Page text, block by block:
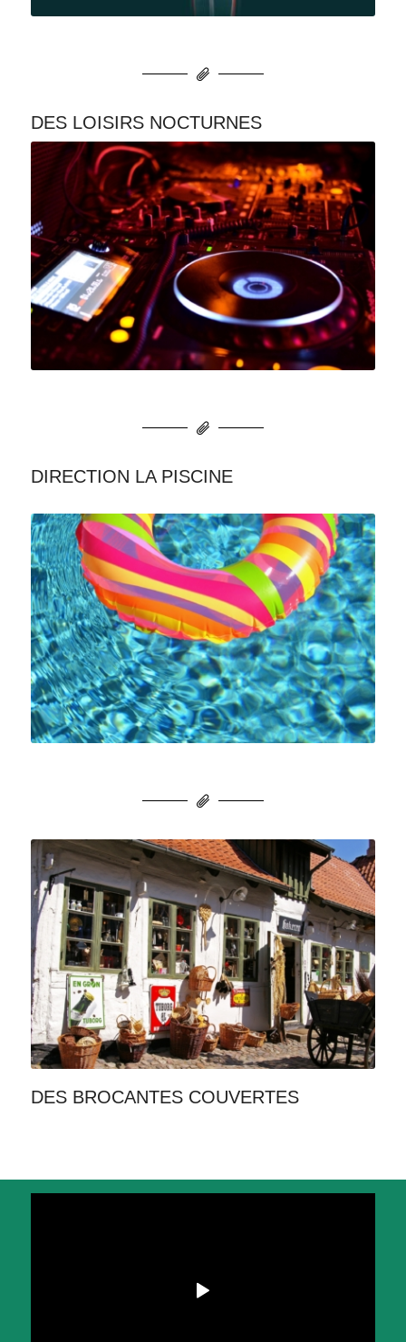
DES LOISIRS NOCTURNES
DIRECTION LA PISCINE
DES BROCANTES COUVERTES